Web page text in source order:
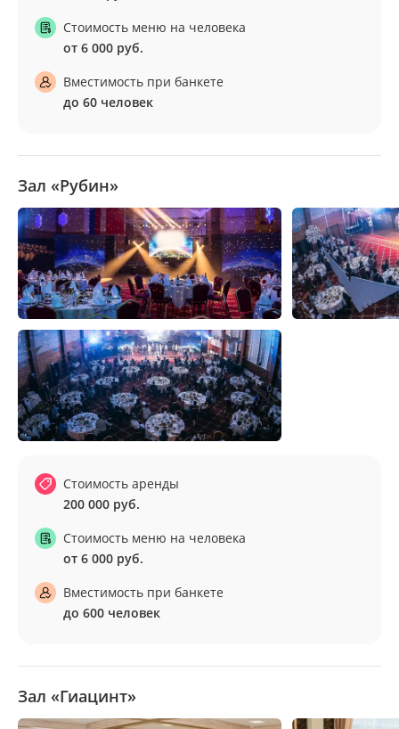
Стоимость меню на человека
от 6 000 руб.
Вместимость при банкете
до 60 человек
Зал «Рубин»
Стоимость аренды
200 000 руб.
Стоимость меню на человека
от 6 000 руб.
Вместимость при банкете
до 600 человек
Зал «Гиацинт»